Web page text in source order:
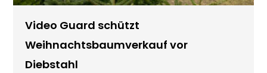
Video Guard schützt
Weihnachtsbaumverkauf vor
Diebstahl